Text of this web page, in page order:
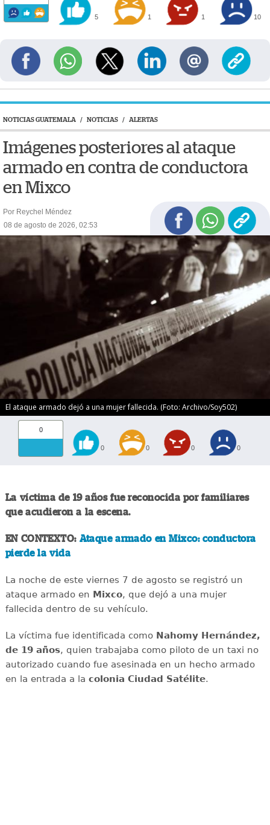
5 1 1 10
NOTICIAS GUATEMALA / NOTICIAS / ALERTAS
Imágenes posteriores al ataque
armado en contra de conductora
en Mixco
Por Reychel Méndez
08 de agosto de 2026, 02:53
El ataque armado dejó a una mujer fallecida. (Foto: Archivo/Soy502)
0
0 0 0 0
La víctima de 19 años fue reconocida por familiares
que acudieron a la escena.
EN CONTEXTO: Ataque armado en Mixco: conductora
pierde la vida
La noche de este viernes 7 de agosto se registró un
ataque armado en Mixco, que dejó a una mujer
fallecida dentro de su vehículo.
La víctima fue identificada como Nahomy Hernández,
de 19 años, quien trabajaba como piloto de un taxi no
autorizado cuando fue asesinada en un hecho armado
en la entrada a la colonia Ciudad Satélite.